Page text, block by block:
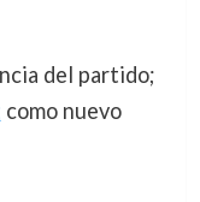
del partido;
como nuevo